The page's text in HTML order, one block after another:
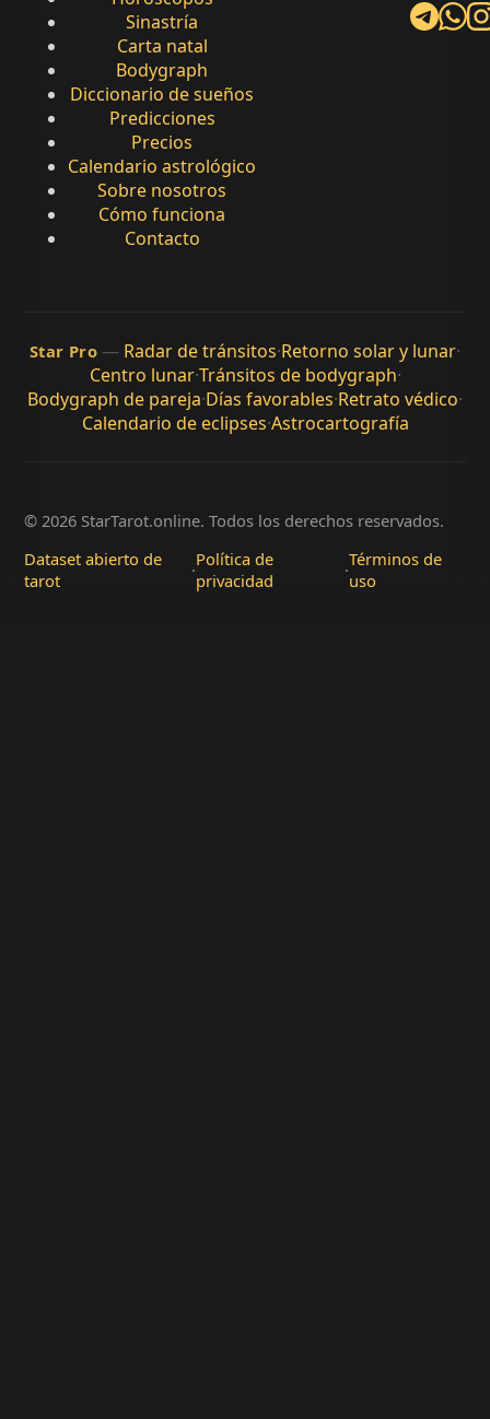
Sinastría
Carta natal
Bodygraph
Diccionario de sueños
Predicciones
Precios
Calendario astrológico
Sobre nosotros
Cómo funciona
Contacto
Star Pro — Radar de tránsitos·Retorno solar y lunar·
Centro lunar·Tránsitos de bodygraph·
Bodygraph de pareja·Días favorables·Retrato védico·
Calendario de eclipses·Astrocartografía
© 2026 StarTarot.online. Todos los derechos reservados.
Dataset abierto de
tarot
·Política de
privacidad
·Términos de
uso